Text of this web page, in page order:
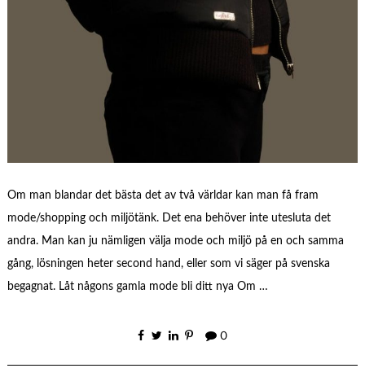
Om man blandar det bästa det av två världar kan man få fram
mode/shopping och miljötänk. Det ena behöver inte utesluta det
andra. Man kan ju nämligen välja mode och miljö på en och samma
gång, lösningen heter second hand, eller som vi säger på svenska
begagnat. Låt någons gamla mode bli ditt nya Om …
0